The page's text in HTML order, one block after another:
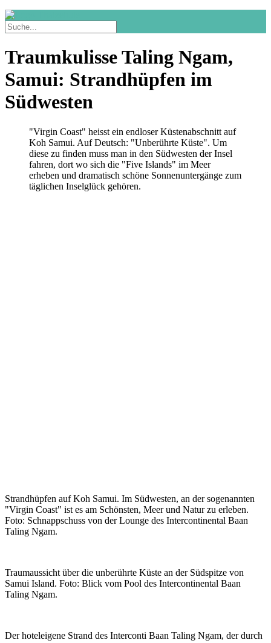
Traumkulisse Taling Ngam,
Samui: Strandhüpfen im
Südwesten
"Virgin Coast" heisst ein endloser Küstenabschnitt auf
Koh Samui. Auf Deutsch: "Unberührte Küste". Um
diese zu finden muss man in den Südwesten der Insel
fahren, dort wo sich die "Five Islands" im Meer
erheben und dramatisch schöne Sonnenuntergänge zum
täglichen Inselglück gehören.
Strandhüpfen auf Koh Samui. Im Südwesten, an der sogenannten
"Virgin Coast" ist es am Schönsten, Meer und Natur zu erleben.
Foto: Schnappschuss von der Lounge des Intercontinental Baan
Taling Ngam.
Traumaussicht über die unberührte Küste an der Südspitze von
Samui Island. Foto: Blick vom Pool des Intercontinental Baan
Taling Ngam.
Der hoteleigene Strand des Interconti Baan Taling Ngam, der durch